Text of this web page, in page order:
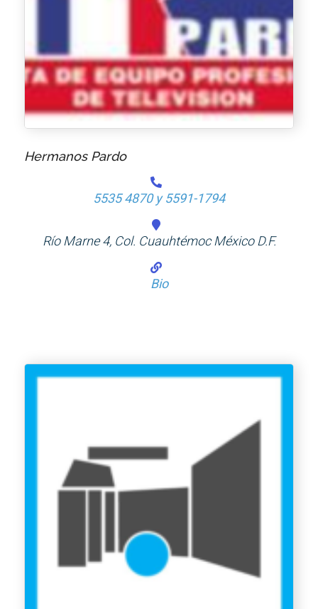
Hermanos Pardo
5535 4870 y 5591-1794
Río Marne 4, Col. Cuauhtémoc México D.F.
Bio